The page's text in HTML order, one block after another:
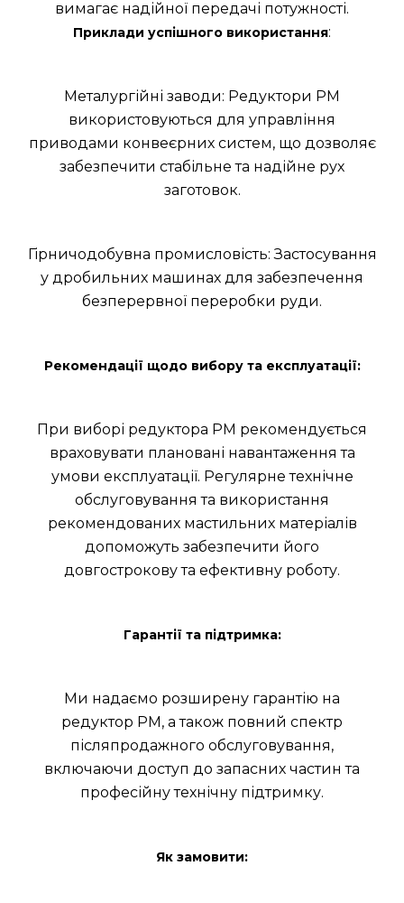
вимагає надійної передачі потужності.
Приклади успішного використання:
Металургійні заводи: Редуктори РМ
використовуються для управління
приводами конвеєрних систем, що дозволяє
забезпечити стабільне та надійне рух
заготовок.
Гірничодобувна промисловість: Застосування
у дробильних машинах для забезпечення
безперервної переробки руди.
Рекомендації щодо вибору та експлуатації:
При виборі редуктора РМ рекомендується
враховувати плановані навантаження та
умови експлуатації. Регулярне технічне
обслуговування та використання
рекомендованих мастильних матеріалів
допоможуть забезпечити його
довгострокову та ефективну роботу.
Гарантії та підтримка:
Ми надаємо розширену гарантію на
редуктор РМ, а також повний спектр
післяпродажного обслуговування,
включаючи доступ до запасних частин та
професійну технічну підтримку.
Як замовити: